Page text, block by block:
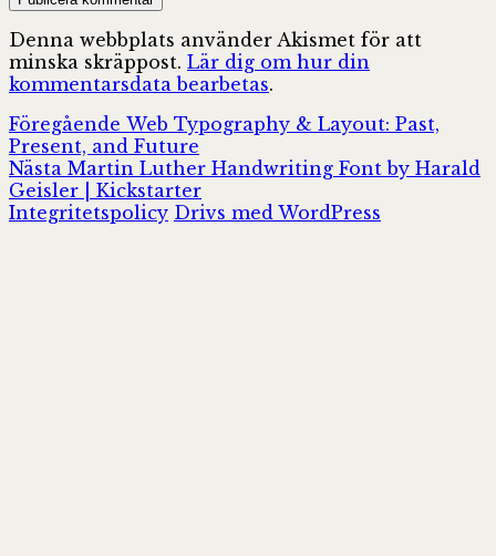
Denna webbplats använder Akismet för att
minska skräppost. Lär dig om hur din
kommentarsdata bearbetas.
Inläggsnavigering
Föregående Föregående
inlägg:
Web Typography & Layout: Past,
Present, and Future
Nästa Nästa
inlägg:
Martin Luther Handwriting Font by Harald
Geisler | Kickstarter
Integritetspolicy Drivs med WordPress